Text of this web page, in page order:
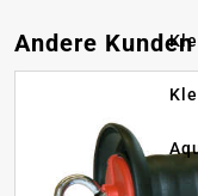
Produktgalerie
Andere